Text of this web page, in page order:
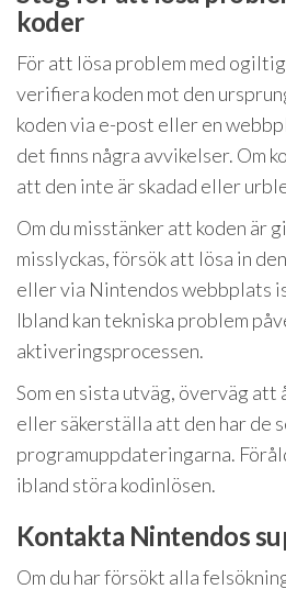
koder
För att lösa problem med
verifiera koden mot den
koden via e-post eller en
det finns några avvikelser. Om
att den inte är skadad eller
Om du misstänker att koden är
misslyckas, försök att lösa in
eller via Nintendos webbplats
Ibland kan tekniska problem
aktiveringsprocessen.
Som en sista utväg, överväg att
eller säkerställa att den har de
programuppdateringarna.
ibland störa kodinlösen.
Kontakta Nintendos
Om du har försökt alla